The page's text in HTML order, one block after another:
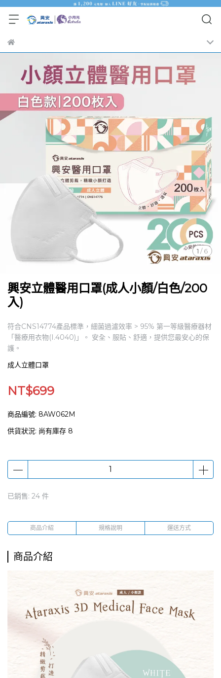
1 / 6
興安立體醫用口罩(成人小顏/白色/200
入)
符合CNS14774產品標準，細菌過濾效率 > 95% 第一等級醫療器材
「醫療用衣物(I.4040)」。 安全、服貼、舒適，提供您最安心的保
護。
成人立體口罩
NT$699
商品編號: 8AW062M
供貨狀況: 尚有庫存 8
已銷售: 24 件
商品介紹 規格說明 運送方式
商品介紹